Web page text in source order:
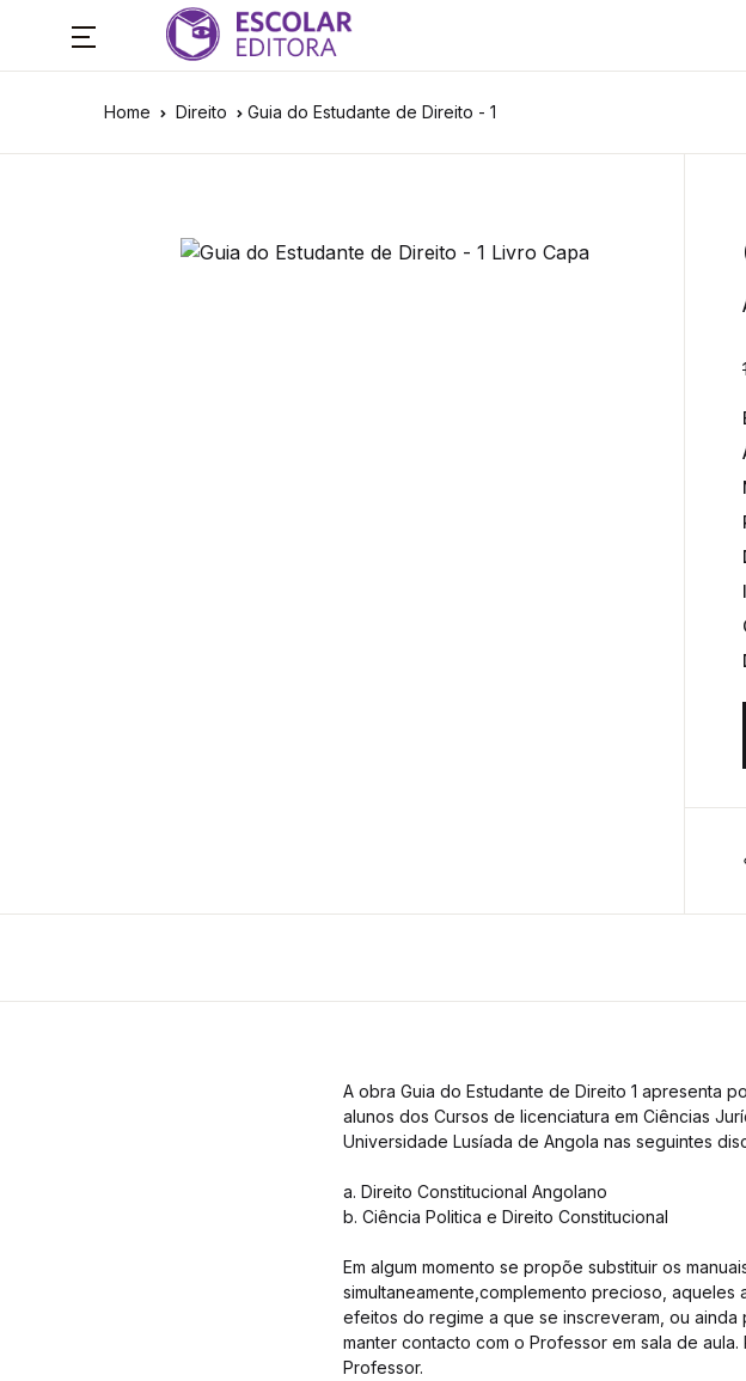
Home Direito Guia do Estudante de Direito - 1
A obra Guia do Estudante de Direito 1 apresenta
alunos dos Cursos de licenciatura em Ciências
Universidade Lusíada de Angola nas seguintes
a. Direito Constitucional Angolano
b. Ciência Politica e Direito Constitucional
Em algum momento se propõe substituir os
simultaneamente,complemento precioso,
efeitos do regime a que se inscreveram, ou
manter contacto com o Professor em sala de
Professor.